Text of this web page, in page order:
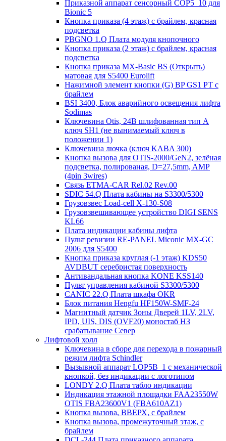
Приказной аппарат сенсорный COP5_10 для
Bionic 5
Кнопка приказа (4 этаж) с брайлем, красная
подсветка
PBGNO 1.Q Плата модуля кнопочного
Кнопка приказа (2 этаж) с брайлем, красная
подсветка
Кнопка приказа MX-Basic BS (Открыть)
матовая для S5400 Eurolift
Нажимной элемент кнопки (G) BP GS1 PT с
брайлем
BSI 3400, Блок аварийного освещения лифта
Sodimas
Ключевина Otis, 24В шлифованная тип А
ключ SH1 (не вынимаемый ключ в
положении 1)
Ключевина лючка (ключ KABA 300)
Кнопка вызова для OTIS-2000/GeN2, зелёная
подсветка, полированая, D=27,5mm, AMP
(4pin 3wires)
Связь ETMA-CAR Rel.02 Rev.00
SDIC 54.Q Плата кабины на S3300/5300
Грузовзвес Load-cell X-130-S08
Грузовзвешивающее устройство DIGI SENS
KL66
Плата индикации кабины лифта
Пульт ревизии RE-PANEL Miconic MX-GC
2006 для S5400
Кнопка приказа круглая (-1 этаж) KDS50
AVDBUT серебристая поверхность
Антивандальная кнопка KONE KSS140
Пульт управления кабиной S3300/5300
CANIC 22.Q Плата шкафа OKR
Блок питания Hengfu HF150W-SMF-24
Магнитный датчик Зоны Дверей 1LV, 2LV,
IPD, UIS, DIS (OVF20) моностаб НЗ
срабатывание Cевер
Лифтовой холл
Ключевина в сборе для перехода в пожарный
режим лифта Schindler
Вызывной аппарат LOP5B_1 с механической
кнопкой, без индикации с логотипом
LONDY 2.Q Плата табло индикации
Индикация этажной площадки FAA23550W
OTIS FBA23600V1 (FBA610AZ1)
Кнопка вызова, ВВЕРХ, с брайлем
Кнопка вызова, промежуточный этаж, с
брайлем